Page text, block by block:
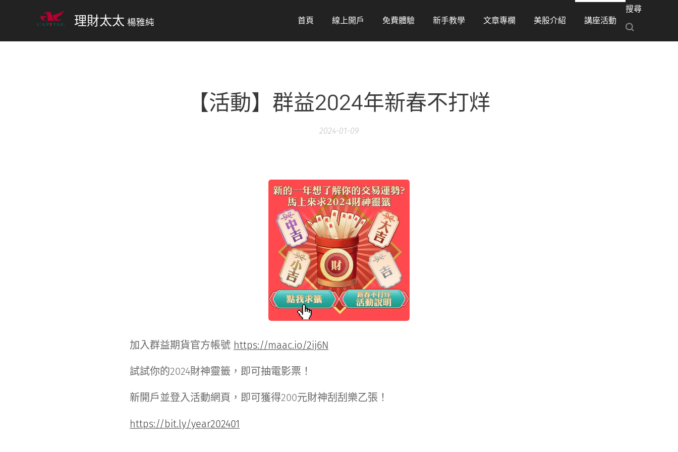
理財太太 楊雅純 首頁 線上開戶 免費體驗 新手教學 文章專欄 美股介紹 講座活動
搜尋
【活動】群益2024年新春不打烊
2024-01-09
加入群益期貨官方帳號 https://maac.io/2ij6N
試試你的2024財神靈籤，即可抽電影票！
新開戶並登入活動網頁，即可獲得200元財神刮刮樂乙張！
https://bit.ly/year202401